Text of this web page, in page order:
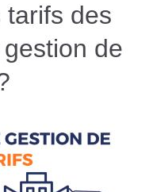
tarifs des
de